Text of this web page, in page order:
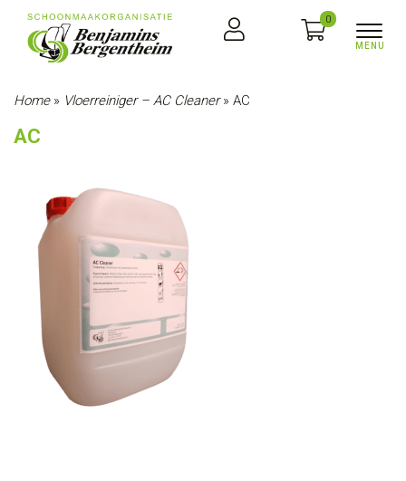
0
Home» Vloerreiniger – AC Cleaner» AC
AC